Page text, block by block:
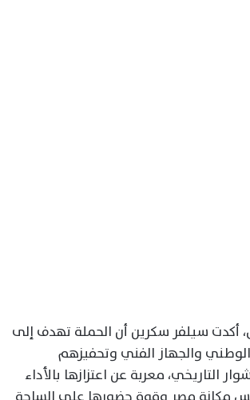
أكدت سيلفر سكرين أن الحملة تهدف إلى
والجهاز الفني وتحفيزهم
التاريخي، معربة عن اعتزازها بالأداء